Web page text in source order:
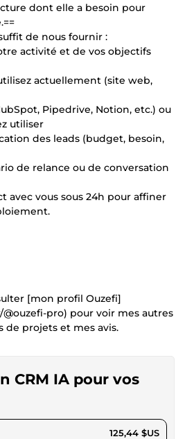
dont elle a besoin pour
de nous fournir :
activité et de vos objectifs
actuellement (site web,
Pipedrive, Notion, etc.) ou
utiliser
des leads (budget, besoin,
de relance ou de conversation
avec vous sous 24h pour affiner
[mon profil Ouzefi]
pro) pour voir mes autres
de projets et mes avis.
CRM IA pour vos
115,61 $US 125,44 $US